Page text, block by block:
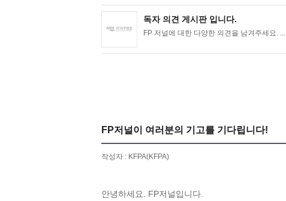
독자 의견 게시판 입니다.
FP 저널에 대한 다양한 의견을 남겨주세요. ...
FP저널이 여러분의 기고를 기다립니다!
작성자 : KFPA(KFPA)
안녕하세요. FP저널입니다.